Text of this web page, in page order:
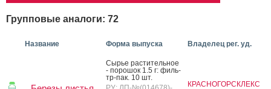
Групповые аналоги: 72
Название Форма выпуска Владелец рег. уд.
Сырье рас­ти­тель­ное
- по­рошок 1.5 г: филь­
тр-пак. 10 шт.
КРАСНОГОРСКЛЕКС